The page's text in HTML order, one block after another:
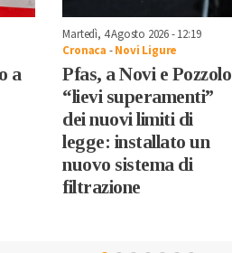
a
Martedì, 4 Agosto 2026 - 12:19
Cronaca -Novi Ligure
Pfas, a Novi e Pozzolo
“lievi superamenti”
dei nuovi limiti di
legge: installato un
nuovo sistema di
filtrazione